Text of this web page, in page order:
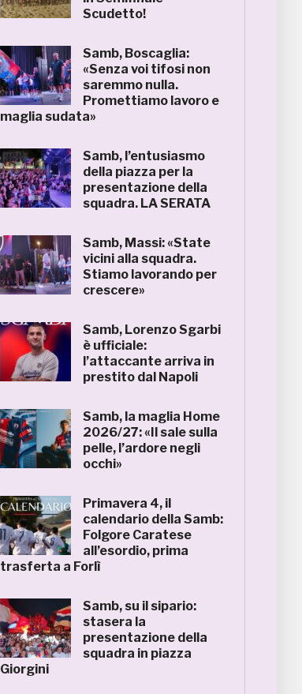
Scudetto!
Samb, Boscaglia:
«Senza voi tifosi non
saremmo nulla.
Promettiamo lavoro e
maglia sudata»
Samb, l’entusiasmo
della piazza per la
presentazione della
squadra. LA SERATA
Samb, Massi: «State
vicini alla squadra.
Stiamo lavorando per
crescere»
Samb, Lorenzo Sgarbi
è ufficiale:
l’attaccante arriva in
prestito dal Napoli
Samb, la maglia Home
2026/27: «Il sale sulla
pelle, l’ardore negli
occhi»
Primavera 4, il
calendario della Samb:
Folgore Caratese
all’esordio, prima
trasferta a Forlì
Samb, su il sipario:
stasera la
presentazione della
squadra in piazza
Giorgini